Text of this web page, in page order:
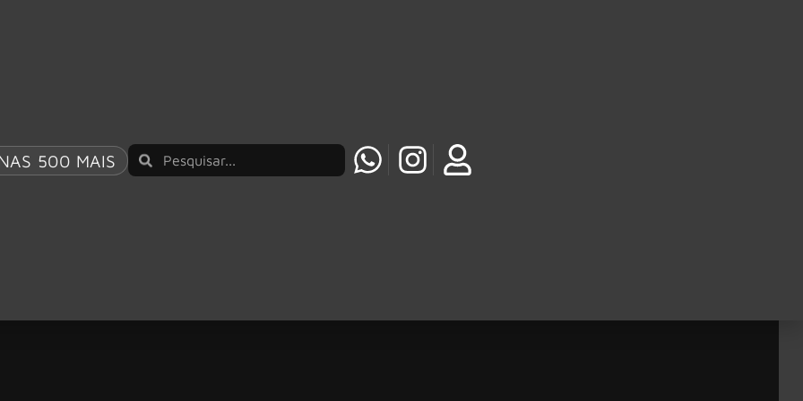
500 MAIS